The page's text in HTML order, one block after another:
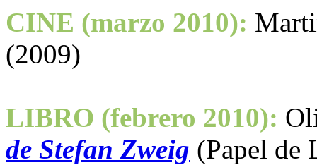
CINE (marzo 2010):
(2009)
LIBRO (febrero 2010):
de Stefan Zweig (Papel de